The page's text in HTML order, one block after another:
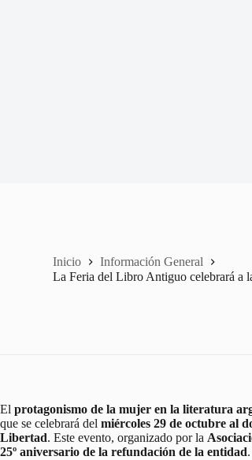
Inicio
Información General
La Feria del Libro Antiguo celebrará a
El protagonismo de la mujer en la literatura
que se celebrará del miércoles 29 de octubre al
Libertad. Este evento, organizado por la
25º aniversario de la refundación de la entidad.